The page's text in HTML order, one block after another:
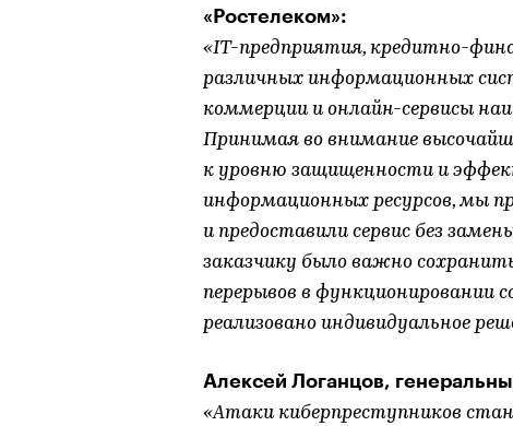
«Ростелеком»:
«IT-предприятия, кредитно-
различных информационных
коммерции и онлайн-сервисы
Принимая во внимание
к уровню защищенности и
информационных ресурсов, мы
и предоставили сервис без
заказчику было важно
перерывов в функционировании
реализовано индивидуальное
Алексей Логанцов,
«Атаки киберпреступников